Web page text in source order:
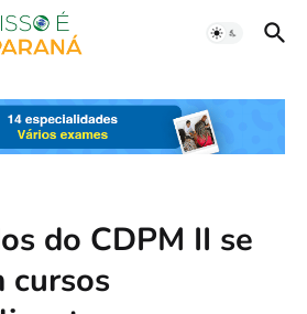
do CDPM II se
cursos